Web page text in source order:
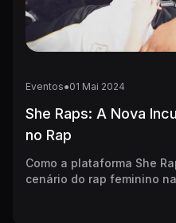
Eventos●01 Mai 2024
She Raps: A Nova
no Rap
Como a plataforma She
cenário do rap feminino